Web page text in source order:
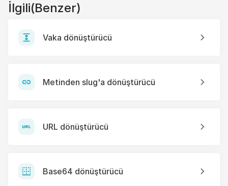
İlgili(Benzer)
Vaka dönüştürücü
Metinden slug'a dönüştürücü
URL dönüştürücü
Base64 dönüştürücü